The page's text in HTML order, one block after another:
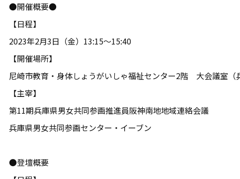
●開催概要●
【日程】
2023年2月3日（金）13:15〜15:40
【開催場所】
尼崎市教育・身体しょうがいしゃ福祉センター2階 大会議室（
【主宰】
第11期兵庫県男女共同参画推進員阪神南地地域連絡会議
兵庫県男女共同参画センター・イーブン
●登壇概要